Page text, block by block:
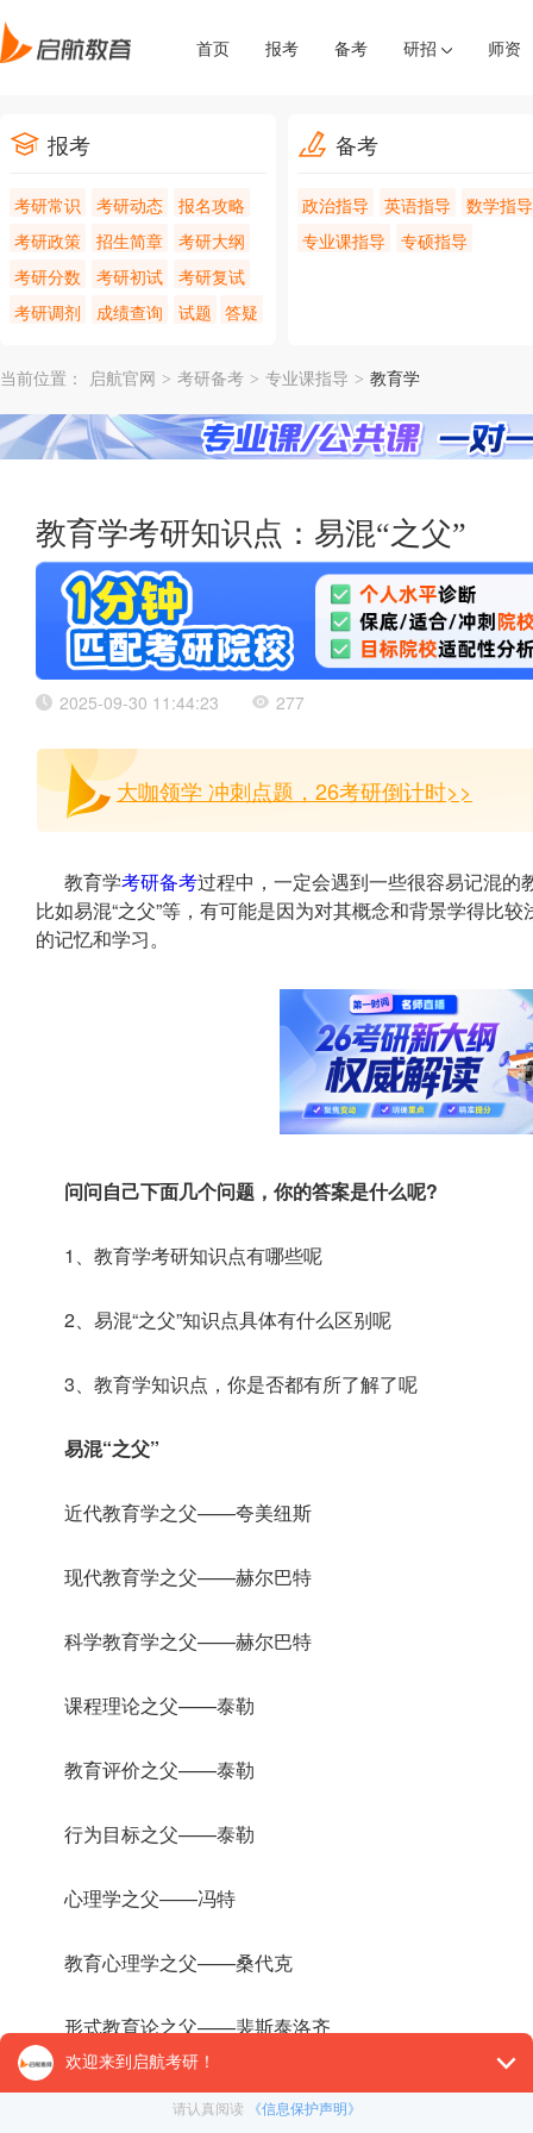
首页 报考 备考 研招 师资
报考
考研常识 考研动态
报名攻略
考研政策
招生简章
考研大纲
考研分数
考研初试
考研复试
考研调剂
成绩查询 试题 答疑
备考
政治指导 英语指导
数学指导
专业课指导
专硕指导
当前位置： 启航官网 > 考研备考 > 专业课指导 > 教育学
教育学考研知识点：易混“之父”
2025-09-30 11:44:23 277
大咖领学 冲刺点题，26考研倒计时>>
教育学考研备考过程中，一定会遇到一些很容易记混
比如易混“之父”等，有可能是因为对其概念和背景学得比
的记忆和学习。
问问自己下面几个问题，你的答案是什么呢?
1、教育学考研知识点有哪些呢
2、易混“之父”知识点具体有什么区别呢
3、教育学知识点，你是否都有所了解了呢
易混“之父”
近代教育学之父——夸美纽斯
现代教育学之父——赫尔巴特
科学教育学之父——赫尔巴特
课程理论之父——泰勒
教育评价之父——泰勒
行为目标之父——泰勒
心理学之父——冯特
教育心理学之父——桑代克
形式教育论之父——裴斯泰洛齐
幼儿教育之父——福禄贝尔